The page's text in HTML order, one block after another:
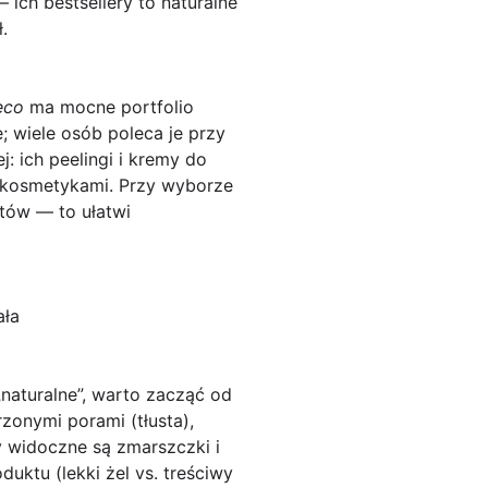
ma mocne portfolio
wiele osób poleca je przy
ich peelingi i kremy do
Przy wyborze
— to ułatwi
warto zacząć od
porami (tłusta),
widoczne są zmarszczki i
(lekki żel vs. treściwy